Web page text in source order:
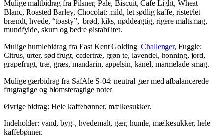
Mulige maltbidrag fra Pilsner, Pale, Biscuit, Cafe Light, Wheat
Blanc, Roasted Barley, Chocolat: mild, let sødlig kaffe, ristet/let
brændt, hvede, “toasty”, brød, kiks, nøddeagtig, rigere maltsmag,
mundfylde, skum og bedre ølstabilitet.
Mulige humlebidrag fra East Kent Golding, Challenger, Fuggle:
Citrus, urter, sød frugt, cedertræ, grøn te, lavendel, honning, jord,
grapefrugt, træ, græs, mandarin, appelsin, kanel, marmelade smag.
Mulige gærbidrag fra SafAle S-04: neutral gær med afbalancerede
frugtagtige og blomsteragtige noter
Øvrige bidrag: Hele kaffebønner, mælkesukker.
Indeholder: vand, byg-, hvedemalt, gær, humle, mælkesukker, hele
kaffebønner.